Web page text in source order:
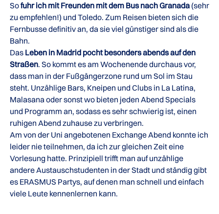
Sofuhr ich mit Freunden mit dem Bus nach Granada (sehr
zu empfehlen!) und Toledo. Zum Reisen bieten sich die
Fernbusse definitiv an, da sie viel günstiger sind als die
Bahn.
Das Leben in Madrid pocht besonders abends auf den
Straßen. So kommt es am Wochenende durchaus vor,
dass man in der Fußgängerzone rund um Sol im Stau
steht. Unzählige Bars, Kneipen und Clubs in La Latina,
Malasana oder sonst wo bieten jeden Abend Specials
und Programm an, sodass es sehr schwierig ist, einen
ruhigen Abend zuhause zu verbringen.
Am von der Uni angebotenen Exchange Abend konnte ich
leider nie teilnehmen, da ich zur gleichen Zeit eine
Vorlesung hatte. Prinzipiell trifft man auf unzählige
andere Austauschstudenten in der Stadt und ständig gibt
es ERASMUS Partys, auf denen man schnell und einfach
viele Leute kennenlernen kann.